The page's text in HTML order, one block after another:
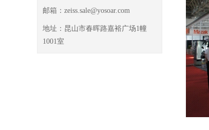
邮箱： zeiss.sale@yosoar.com
地址： 昆山市春晖路嘉裕广场1幢
1001室